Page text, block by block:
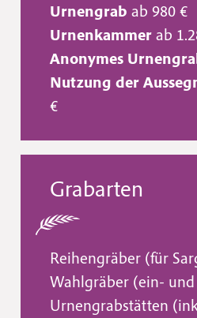
Urnengrab ab 980 €
Urnenkammer ab
Anonymes
Nutzung der
€
Grabarten
Reihengräber (für
Wahlgräber (ein-
Urnengrabstätten